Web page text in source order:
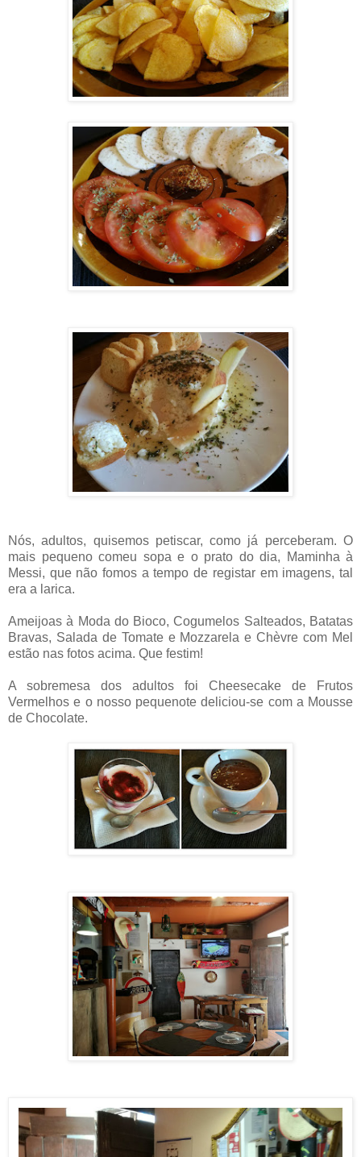
Nós, adultos, quisemos petiscar, como já perceberam. O
mais pequeno comeu sopa e o prato do dia, Maminha à
Messi, que não fomos a tempo de registar em imagens, tal
era a larica.
Ameijoas à Moda do Bioco, Cogumelos Salteados, Batatas
Bravas, Salada de Tomate e Mozzarela e Chèvre com Mel
estão nas fotos acima. Que festim!
A sobremesa dos adultos foi Cheesecake de Frutos
Vermelhos e o nosso pequenote deliciou-se com a Mousse
de Chocolate.